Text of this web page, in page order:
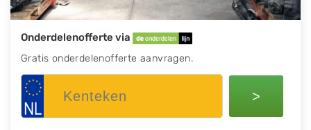
Onderdelenofferte via
Gratis onderdelenofferte aanvragen.
>